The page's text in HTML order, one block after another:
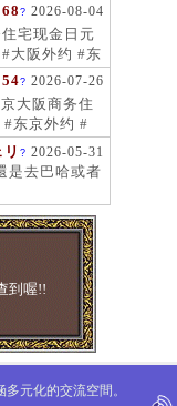
? 2026-08-04
宅现金日元
大阪外约 #东
阪女孩 #日
? 2026-07-26
大阪商务住
东京外约 #
#心斋桥风俗
? 2026-05-31
是去巴哈或者
到喔!!
元化的交流空間。